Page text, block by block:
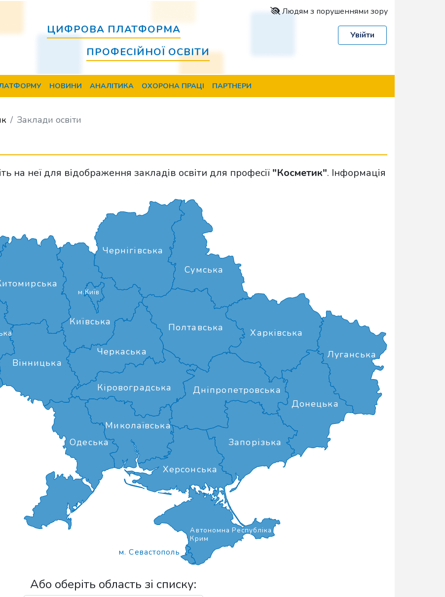
Людям з порушеннями зору
ЦИФРОВА ПЛАТФОРМА
ПРОФЕСІЙНОЇ ОСВІТИ
Увійти
НОВИНИ АНАЛІТИКА ОХОРОНА ПРАЦІ ПАРТНЕРИ
Заклади освіти
на неї для відображення закладів освіти для професії "Косметик". Інформація
Вінницька
Дніпропетровська
Донецька
Запорізька
Київська
Кіровоградська
Луганська
м.Київ
Миколаївська
Одеська
Полтавська
Сумська
Харківська
Херсонська
Черкаська
Чернігівська
Автономна Республіка
Крим
м. Севастополь
Або оберіть область зі списку: